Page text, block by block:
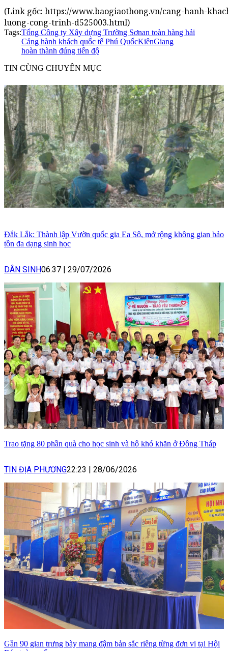
(Link gốc: https://www.baogiaothong.vn/cang-hanh-
luong-cong-trinh-d525003.html)
Tags:Tổng Công ty Xây dựng Trường Sơnan toàn hàng hải
Cảng hành khách quốc tế Phú QuốcKiênGiang
hoàn thành đúng tiến độ
TIN CÙNG CHUYÊN MỤC
Đắk Lắk: Thành lập Vườn quốc gia Ea Sô, mở rộng không gian bảo
tồn đa dạng sinh học
DÂN SINH06:37 29/07/2026
Trao tặng 80 phần quà cho học sinh và hộ khó khăn ở Đồng Tháp
TIN ĐỊA PHƯƠNG22:23 28/06/2026
Gần 90 gian trưng bày mang đậm bản sắc riêng từng đơn vị tại Hội